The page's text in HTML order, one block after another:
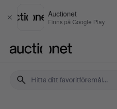
Stäng
Auctionet
Finns på Google Play